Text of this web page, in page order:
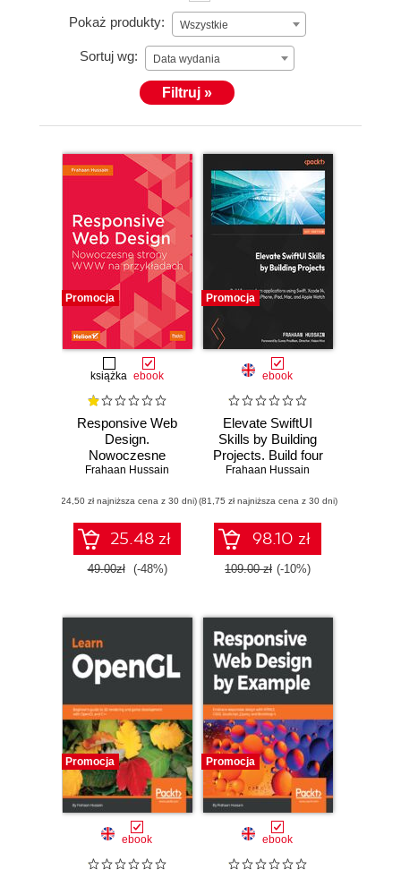
Pokaż produkty: Wszystkie
Sortuj wg: Data wydania
Filtruj »
Promocja
książka ebook
Responsive Web
Design.
Nowoczesne
strony WWW na
Frahaan Hussain
(24,50 zł najniższa cena z 30 dni)
25.48 zł
49.00zł (-48%)
Promocja
ebook
Elevate SwiftUI
Skills by Building
Projects. Build four
modern
Swift, Xcode 14,
and SwiftUI for
iPhone, iPad, Mac,
and Apple Watch
Frahaan Hussain
(81,75 zł najniższa cena z 30 dni)
98.10 zł
109.00 zł (-10%)
Promocja
ebook
Promocja
ebook